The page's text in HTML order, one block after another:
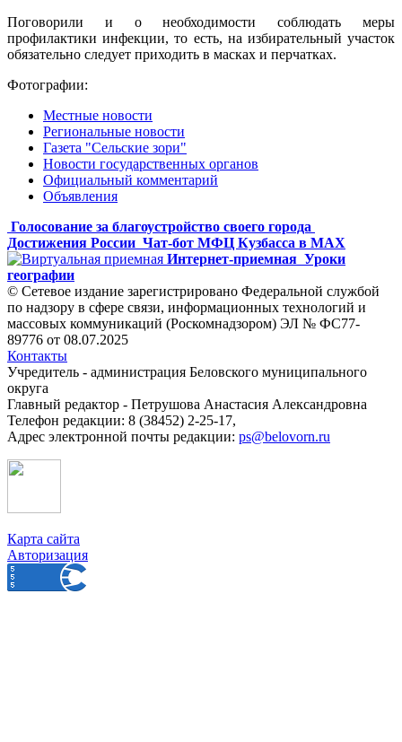
Поговорили и о необходимости соблюдать меры
профилактики инфекции, то есть, на избирательный участок
обязательно следует приходить в масках и перчатках.
Фотографии:
Местные новости
Региональные новости
Газета "Сельские зори"
Новости государственных органов
Официальный комментарий
Объявления
Голосование за благоустройство своего города
Достижения России Чат-бот МФЦ Кузбасса в MAX
Интернет-приемная Уроки
географии
© Сетевое издание зарегистрировано Федеральной службой
по надзору в сфере связи, информационных технологий и
массовых коммуникаций (Роскомнадзором) ЭЛ № ФС77-
89776 от 08.07.2025
Контакты
Учредитель - администрация Беловского муниципального
округа
Главный редактор - Петрушова Анастасия Александровна
Телефон редакции: 8 (38452) 2-25-17,
Адрес электронной почты редакции: ps@belovorn.ru
Карта сайта
Авторизация